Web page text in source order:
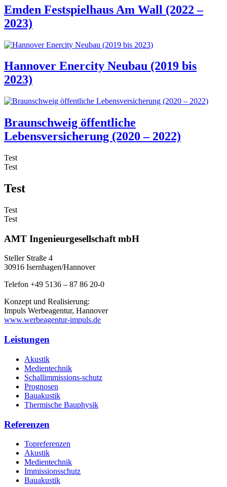
Emden Festspielhaus Am Wall (2022 –
2023)
Hannover Enercity Neubau (2019 bis
2023)
Braunschweig öffentliche
Lebensversicherung (2020 – 2022)
Test
Test
Test
Test
Test
AMT Ingenieurgesellschaft mbH
Steller Straße 4
30916 Isernhagen/Hannover
Telefon +49 5136 – 87 86 20-0
Konzept und Realisierung:
Impuls Werbeagentur, Hannover
www.werbeagentur-impuls.de
Leistungen
Akustik
Medientechnik
Schallimmissions-schutz
Prognosen
Bauakustik
Thermische Bauphysik
Referenzen
Topreferenzen
Akustik
Medientechnik
Immissionsschutz
Bauakustik